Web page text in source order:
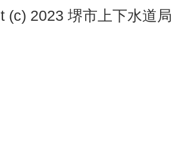
(c) 2023 堺市上下水道